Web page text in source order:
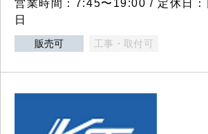
営業時間：7:45〜19:00 / 定休日：
日
販売可 工事・取付可